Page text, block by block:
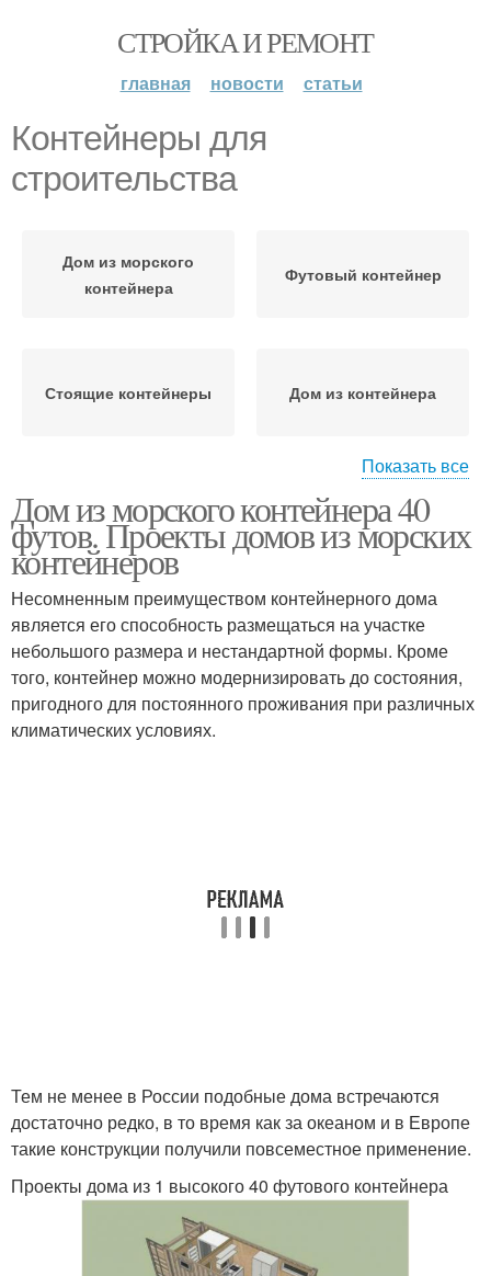
СТРОЙКА И РЕМОНТ
главная новости статьи
Контейнеры для
строительства
Дом из морского
контейнера
Футовый контейнер
Стоящие контейнеры Дом из контейнера
Морские контейнеры
Поэтапное
строительство
Показать все
Дом из морского контейнера 40
футов. Проекты домов из морских
контейнеров
Несомненным преимуществом контейнерного дома
является его способность размещаться на участке
небольшого размера и нестандартной формы. Кроме
того, контейнер можно модернизировать до состояния,
пригодного для постоянного проживания при различных
климатических условиях.
Тем не менее в России подобные дома встречаются
достаточно редко, в то время как за океаном и в Европе
такие конструкции получили повсеместное применение.
Проекты дома из 1 высокого 40 футового контейнера